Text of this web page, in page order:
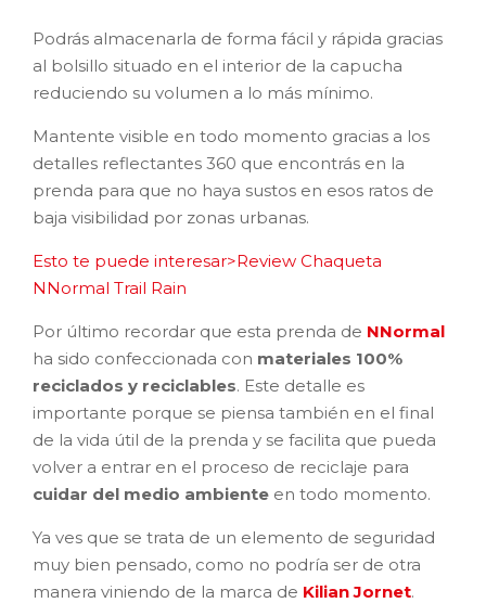
Podrás almacenarla de forma fácil y rápida gracias
al bolsillo situado en el interior de la capucha
reduciendo su volumen a lo más mínimo.
Mantente visible en todo momento gracias a los
detalles reflectantes 360 que encontrás en la
prenda para que no haya sustos en esos ratos de
baja visibilidad por zonas urbanas.
Esto te puede interesar>Review Chaqueta
NNormal Trail Rain
Por último recordar que esta prenda de NNormal
ha sido confeccionada con materiales 100%
reciclados y reciclables. Este detalle es
importante porque se piensa también en el final
de la vida útil de la prenda y se facilita que pueda
volver a entrar en el proceso de reciclaje para
cuidar del medio ambiente en todo momento.
Ya ves que se trata de un elemento de seguridad
muy bien pensado, como no podría ser de otra
manera viniendo de la marca de Kilian Jornet.